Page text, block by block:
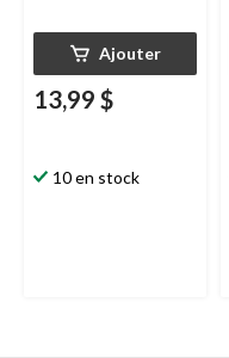
Ajouter
13,99 $
10 en stock